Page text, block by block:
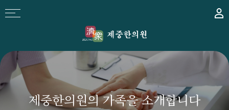
제중한의원의 가족을 소개합니다